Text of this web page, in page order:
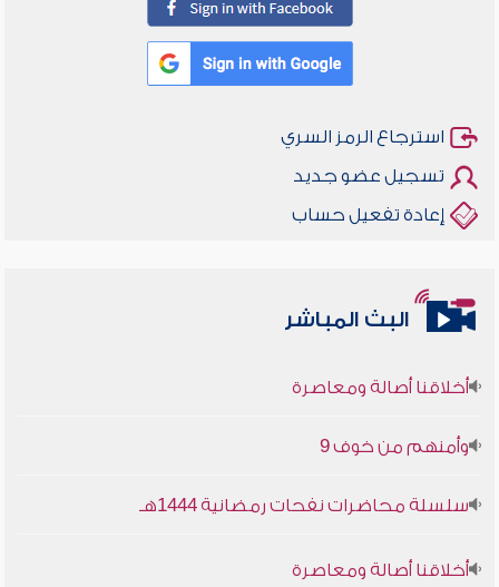
استرجاع الرمز السري
تسجيل عضو جديد
إعادة تفعيل حساب
البث المباشر
أخلاقنا أصالة ومعاصرة
وأمنهم من خوف 9
أخلاقنا أصالة ومعاصرة